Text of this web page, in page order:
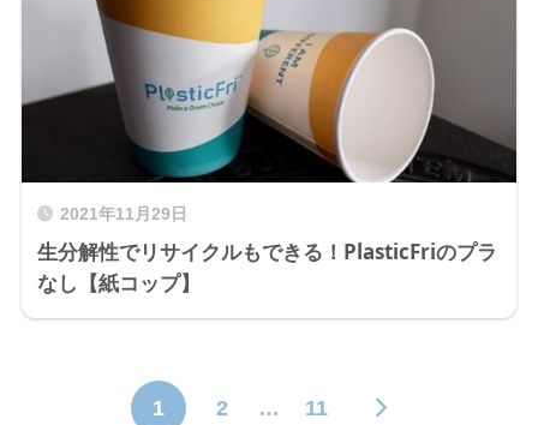
2021年11月29日
生分解性でリサイクルもできる！PlasticFriのプラ
なし【紙コップ】
1 2 … 11